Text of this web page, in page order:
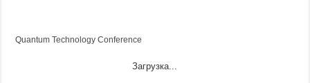
Quantum Technology Conference
Загрузка...